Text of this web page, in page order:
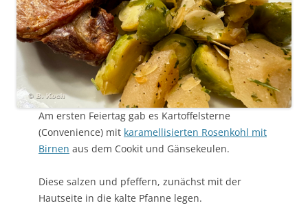
Am ersten Feiertag gab es Kartoffelsterne
(Convenience) mit karamellisierten Rosenkohl mit
Birnen aus dem Cookit und Gänsekeulen.
Diese salzen und pfeffern, zunächst mit der
Hautseite in die kalte Pfanne legen.